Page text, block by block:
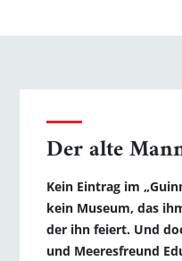
Der alte
Kein Eintrag im
kein Museum, das
der ihn feiert. Und
und Meeresfreund